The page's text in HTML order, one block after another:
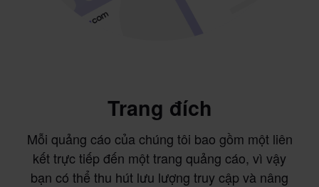
Trang đích
Mỗi quảng cáo của chúng tôi bao gồm một liên
kết trực tiếp đến một trang quảng cáo, vì vậy
bạn có thể thu hút lưu lượng truy cập và nâng